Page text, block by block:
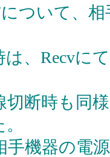
について、
は、Recvに
切断時も同
手機器の電